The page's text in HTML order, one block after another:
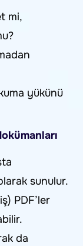
mi,
yükünü
sunulur.
PDF’ler
da